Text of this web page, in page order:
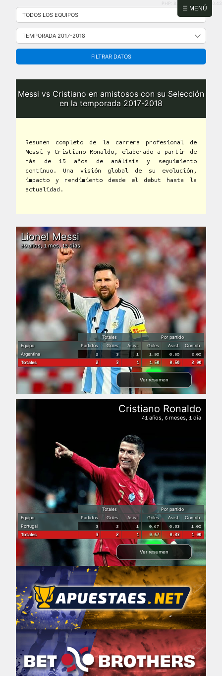
☰ MENÚ
Saltar
contenido
PHP: 8.2.31 | MySQL: 8.0.43
FILTRAR DATOS
Messi vs Cristiano en amistosos con su Selección
en la temporada 2017-2018
Resumen completo de la carrera profesional de
Messi y Cristiano Ronaldo, elaborado a partir de
más de 15 años de análisis y seguimiento
continuo. Una visión global de su evolución,
impacto y rendimiento desde el debut hasta la
actualidad.
Totales
Por partido
Equipo
Partidos Goles Asist. Goles Asist.
Contrib.
Argentina
2 3 1 1.50 0.50 2.00
Totales 2 3 1 1.50 0.50 2.00
Ver resumen
Lionel Messi
39años, 1mes,13días
Totales
Por partido
Equipo
Partidos Goles Asist. Goles Asist.
Contrib.
Portugal
3 2 1 0.67 0.33 1.00
Totales 3 2 1 0.67 0.33 1.00
Ver resumen
Cristiano Ronaldo
41 años, 6 meses, 1 día